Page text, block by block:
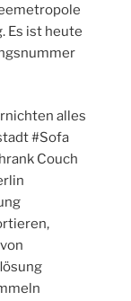
Es ist heute
alles
#Sofa
Couch